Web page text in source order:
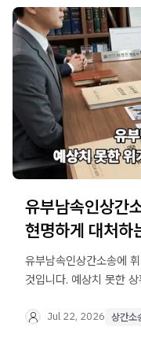
유부남속인상간
현명하게 대처하
유부남속인상간소송에
것입니다. 예상치 못한
실무 쟁점을 상세히 안내
Jul 22, 2026 상간소